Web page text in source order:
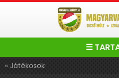
☰
« Játékosok